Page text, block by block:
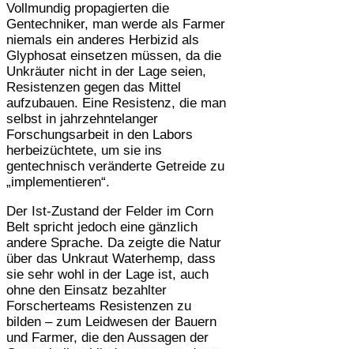
Vollmundig propagierten die
Gentechniker, man werde als Farmer
niemals ein anderes Herbizid als
Glyphosat einsetzen müssen, da die
Unkräuter nicht in der Lage seien,
Resistenzen gegen das Mittel
aufzubauen. Eine Resistenz, die man
selbst in jahrzehntelanger
Forschungsarbeit in den Labors
herbeizüchtete, um sie ins
gentechnisch veränderte Getreide zu
„implementieren“.
Der Ist-Zustand der Felder im Corn
Belt spricht jedoch eine gänzlich
andere Sprache. Da zeigte die Natur
über das Unkraut Waterhemp, dass
sie sehr wohl in der Lage ist, auch
ohne den Einsatz bezahlter
Forscherteams Resistenzen zu
bilden – zum Leidwesen der Bauern
und Farmer, die den Aussagen der